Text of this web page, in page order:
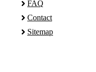
FAQ
Contact
Sitemap